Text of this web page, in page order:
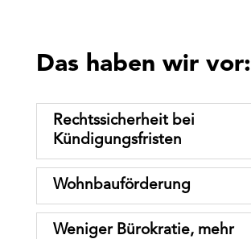
Das haben wir vor:
Rechtssicherheit bei
Kündigungsfristen
Wohnbauförderung
Weniger Bürokratie, mehr